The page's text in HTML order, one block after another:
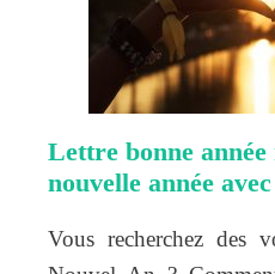
Lettre bonne
nouvelle année
Vous recherchez des